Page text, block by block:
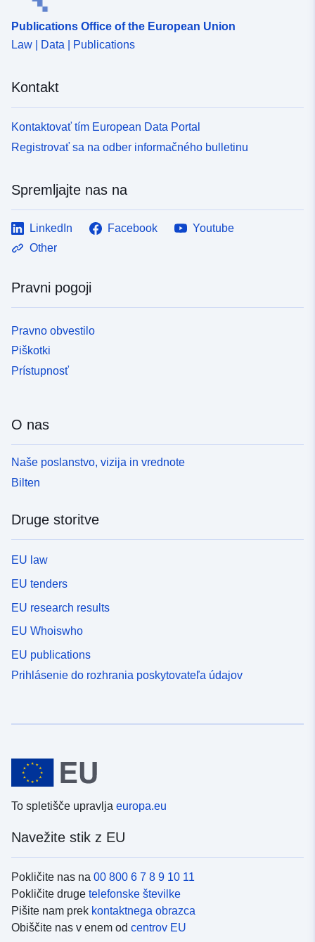
Publications Office of the European Union
Law | Data | Publications
Kontakt
Kontaktovať tím European Data Portal
Registrovať sa na odber informačného bulletinu
Spremljajte nas na
LinkedIn Facebook
Youtube
Other
Pravni pogoji
Pravno obvestilo
Piškotki
Prístupnosť
O nas
Naše poslanstvo, vizija in vrednote
Bilten
Druge storitve
EU law
EU tenders
EU research results
EU Whoiswho
EU publications
Prihlásenie do rozhrania poskytovateľa údajov
To spletišče upravlja europa.eu
Navežite stik z EU
Pokličite nas na 00 800 6 7 8 9 10 11
Pokličite druge telefonske številke
Pišite nam prek kontaktnega obrazca
Obiščite nas v enem od centrov EU